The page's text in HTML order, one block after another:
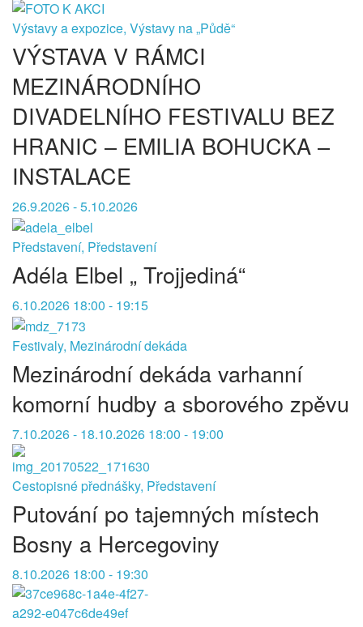
Výstavy a expozice, Výstavy na „Půdě“
VÝSTAVA V RÁMCI
MEZINÁRODNÍHO
DIVADELNÍHO FESTIVALU BEZ
HRANIC – EMILIA BOHUCKA –
INSTALACE
26.9.2026 - 5.10.2026
Představení, Představení
Adéla Elbel „ Trojjediná“
6.10.2026 18:00 - 19:15
Festivaly, Mezinárodní dekáda
Mezinárodní dekáda varhanní
komorní hudby a sborového zpěvu
7.10.2026 - 18.10.2026 18:00 - 19:00
Cestopisné přednášky, Představení
Putování po tajemných místech
Bosny a Hercegoviny
8.10.2026 18:00 - 19:30